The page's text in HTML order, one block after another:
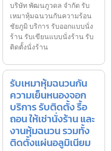
บริษัท พัฒนภูวดล จำกัด รับ
เหมาหุ้มฉนวนกันความร้อน
ชัยภูมิ บริการ รับออกแบบนั่ง
ร้าน รับเขียนแบบนั่งร้าน รับ
ติดตั้งนั่งร้าน
รับเหมาหุ้มฉนวนกัน
ความเย็นหนองจอก
บริการ รับติดตั้ง รื้อ
ถอน ให้เช่านั่งร้าน และ
งานหุ้มฉนวน รวมทั้ง
ติดตั้งแผ่นอลูมิเนียม